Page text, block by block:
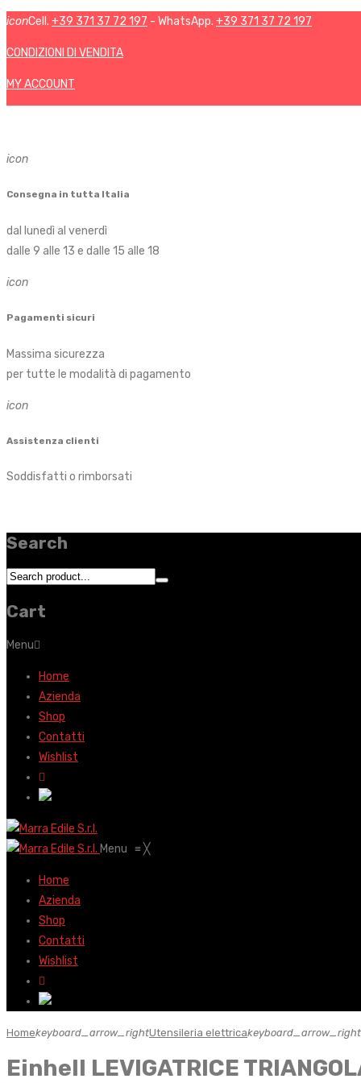
iconCell. +39 371 37 72 197 - WhatsApp. +39 371 37 72 197
CONDIZIONI DI VENDITA
MY ACCOUNT
icon
Consegna in tutta Italia
dal lunedì al venerdì
dalle 9 alle 13 e dalle 15 alle 18
icon
Pagamenti sicuri
Massima sicurezza
per tutte le modalità di pagamento
icon
Assistenza clienti
Soddisfatti o rimborsati
Search
Cart
Menu
Home
Azienda
Shop
Contatti
Wishlist
Menu ≡╳
Home
Azienda
Shop
Contatti
Wishlist
Homekeyboard_arrow_rightUtensileria elettricakeyboard_arrow_right
Einhell LEVIGATRICE